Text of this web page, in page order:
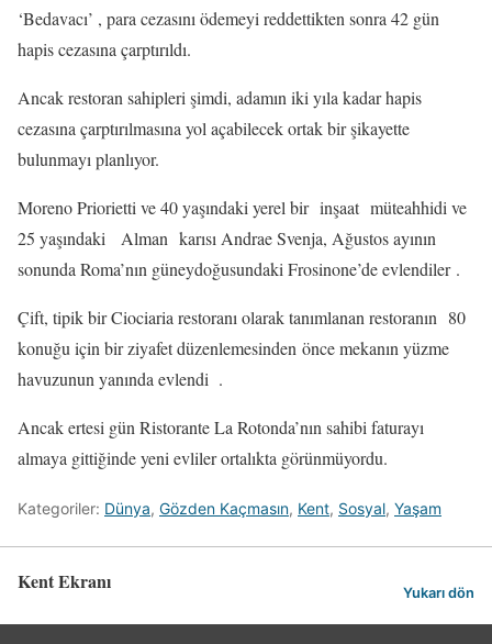
‘Bedavacı’ , para cezasını ödemeyi reddettikten sonra 42 gün
hapis cezasına çarptırıldı.
Ancak restoran sahipleri şimdi, adamın iki yıla kadar hapis
cezasına çarptırılmasına yol açabilecek ortak bir şikayette
bulunmayı planlıyor.
Moreno Priorietti ve 40 yaşındaki yerel bir inşaat müteahhidi ve
25 yaşındaki Alman karısı Andrae Svenja, Ağustos ayının
sonunda Roma’nın güneydoğusundaki Frosinone’de evlendiler .
Çift, tipik bir Ciociaria restoranı olarak tanımlanan restoranın 80
konuğu için bir ziyafet düzenlemesinden önce mekanın yüzme
havuzunun yanında evlendi .
Ancak ertesi gün Ristorante La Rotonda’nın sahibi faturayı
almaya gittiğinde yeni evliler ortalıkta görünmüyordu.
Kategoriler: Dünya, Gözden Kaçmasın, Kent, Sosyal, Yaşam
Kent Ekranı Yukarı dön